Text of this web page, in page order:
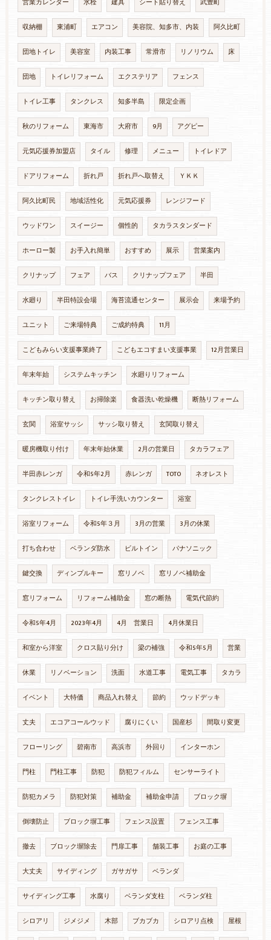
営業カレンダー 水栓 建具 シート貼り替え 武豊町
収納棚 東浦町 エアコン 美容院、知多市、内装 阿久比町
団地トイレ 美容室 内装工事 常滑市 リノリウム 床
団地 トイレリフォーム エクステリア フェンス
トイレ工事 タンクレス 知多半島 限定企画
秋のリフォーム 東海市 大府市 9月 アグピー
元気応援券加盟店 タイル 修理 メニュー トイレドア
ドアリフォーム 折れ戸 折れ戸へ取替え ＹＫＫ
阿久比町民 地域活性化 元気応援券 レンジフード
ウッドワン スイージー 個性的 タカラスタンダード
ホーロー製 お手入れ簡単 おすすめ 展示 営業案内
クリナップ フェア バス クリナップフェア 半田
水廻り 半田特設会場 海苔流通センター 展示会 来場予約
ユニット ご来場特典 ご成約特典 11月
こどもみらい支援事業終了 こどもエコすまい支援事業 12月営業日
年末年始 システムキッチン 水廻りリフォーム
キッチン取り替え お掃除楽 食器洗い乾燥機 断熱リフォーム
玄関 浴室サッシ サッシ取り替え 玄関取り替え
暖房機取り付け 年末年始休業 2月の営業日 タカラフェア
半田赤レンガ 令和5年2月 赤レンガ TOTO ネオレスト
タンクレストイレ トイレ手洗いカウンター 浴室
浴室リフォーム 令和5年３月 3月の営業 3月の休業
打ち合わせ ベランダ防水 ビルトイン パナソニック
鍵交換 ディンプルキー 窓リノベ 窓リノベ補助金
窓リフォーム リフォーム補助金 窓の断熱 電気代節約
令和5年4月 2023年4月 4月 営業日 4月休業日
和室から洋室 クロス貼り分け 梁の補強 令和5年5月 営業
休業 リノベーション 洗面 水道工事 電気工事 タカラ
イベント 大特価 商品入れ替え 節約 ウッドデッキ
丈夫 エコアコールウッド 腐りにくい 国産杉 間取り変更
フローリング 碧南市 高浜市 外回り インターホン
門柱 門柱工事 防犯 防犯フィルム センサーライト
防犯カメラ 防犯対策 補助金 補助金申請 ブロック塀
倒壊防止 ブロック塀工事 フェンス設置 フェンス工事
撤去 ブロック塀除去 門扉工事 舗装工事 お庭の工事
大丈夫 サイディング ガサガサ ベランダ
サイディング工事 水腐り ベランダ支柱 ベランダ柱
シロアリ ジメジメ 木部 ブカブカ シロアリ点検 屋根